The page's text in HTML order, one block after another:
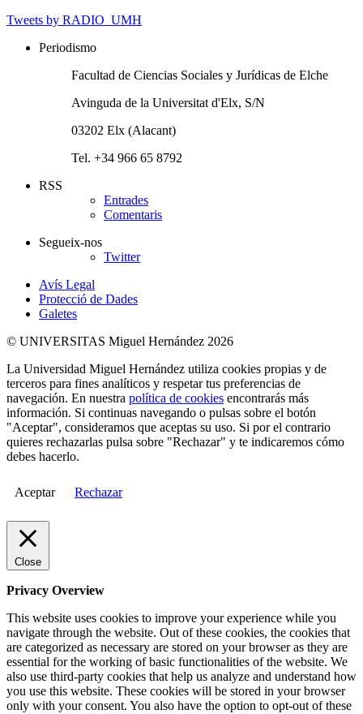
Tweets by RADIO_UMH
Periodismo
Facultad de Ciencias Sociales y Jurídicas de Elche
Avinguda de la Universitat d'Elx, S/N
03202 Elx (Alacant)
Tel. +34 966 65 8792
RSS
Entrades
Comentaris
Segueix-nos
Twitter
Avís Legal
Protecció de Dades
Galetes
© UNIVERSITAS Miguel Hernández 2026
La Universidad Miguel Hernández utiliza cookies propias y de
terceros para fines analíticos y respetar tus preferencias de
navegación. En nuestra política de cookies encontrarás más
información. Si continuas navegando o pulsas sobre el botón
"Aceptar", consideramos que aceptas su uso. Si por el contrario
quieres rechazarlas pulsa sobre "Rechazar" y te indicaremos cómo
debes hacerlo.
Aceptar Rechazar
Close
Privacy Overview
This website uses cookies to improve your experience while you
navigate through the website. Out of these cookies, the cookies that
are categorized as necessary are stored on your browser as they are
essential for the working of basic functionalities of the website. We
also use third-party cookies that help us analyze and understand how
you use this website. These cookies will be stored in your browser
only with your consent. You also have the option to opt-out of these